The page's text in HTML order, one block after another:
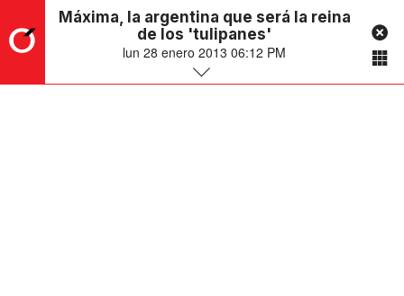
Máxima, la argentina que será la reina
de los 'tulipanes'
lun 28 enero 2013 06:12 PM